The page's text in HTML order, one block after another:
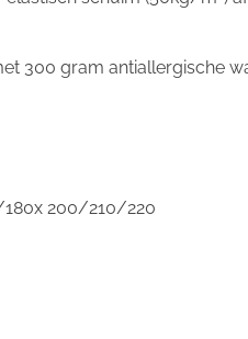
300 gram antiallergische
200/210/220